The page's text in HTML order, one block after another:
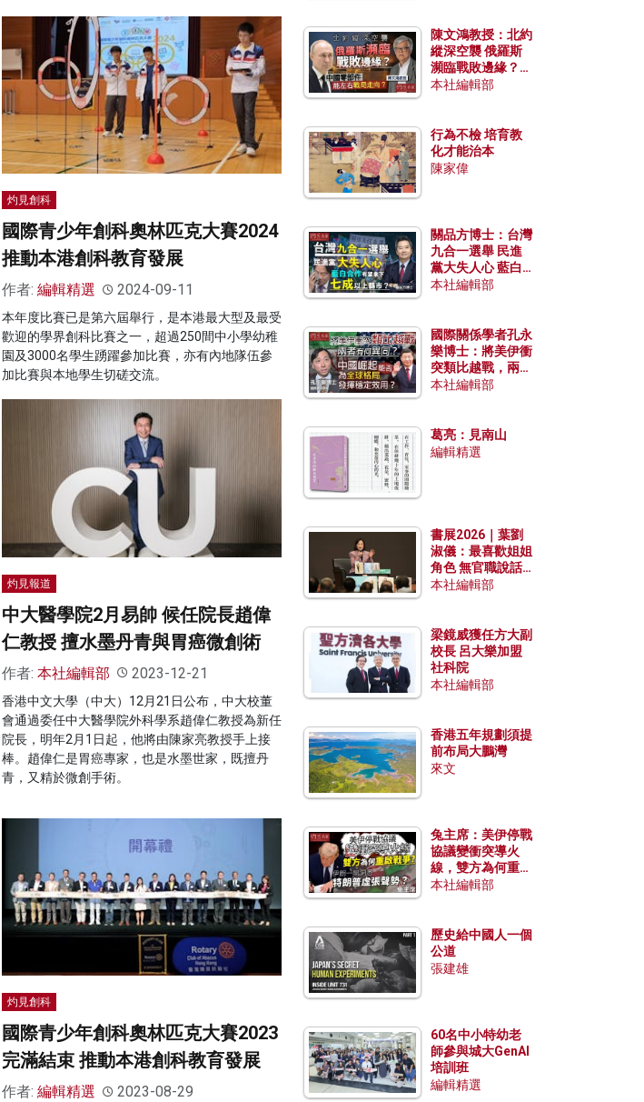
灼見創科
國際青少年創科奧林匹克大賽2024
推動本港創科教育發展
作者: 編輯精選 2024-09-11
本年度比賽已是第六屆舉行，是本港最大型及最受
歡迎的學界創科比賽之一，超過250間中小學幼稚
園及3000名學生踴躍參加比賽，亦有內地隊伍參
加比賽與本地學生切磋交流。
灼見報道
中大醫學院2月易帥 候任院長趙偉
仁教授 擅水墨丹青與胃癌微創術
作者: 本社編輯部 2023-12-21
香港中文大學（中大）12月21日公布，中大校董
會通過委任中大醫學院外科學系趙偉仁教授為新任
院長，明年2月1日起，他將由陳家亮教授手上接
棒。趙偉仁是胃癌專家，也是水墨世家，既擅丹
青，又精於微創手術。
灼見創科
國際青少年創科奧林匹克大賽2023
完滿結束 推動本港創科教育發展
作者: 編輯精選 2023-08-29
陳文鴻教授：北約
縱深空襲 俄羅斯
瀕臨戰敗邊緣？中
國零部件能左右戰
本社編輯部
行為不檢 培育教
化才能治本
陳家偉
關品方博士：台灣
九合一選舉 民進
黨大失人心 藍白
合作有望拿下七成
本社編輯部
國際關係學者孔永
樂博士：將美伊衝
突類比越戰，兩者
有何異同？中國崛
本社編輯部
葛亮：見南山
編輯精選
書展2026｜葉劉
淑儀：最喜歡姐姐
角色 無官職說話
包袱少
本社編輯部
梁鏡威獲任方大副
校長 呂大樂加盟
社科院
本社編輯部
香港五年規劃須提
前布局大鵬灣
來文
兔主席：美伊停戰
協議變衝突導火
線，雙方為何重啟
戰爭？伊朗一早洞
本社編輯部
歷史給中國人一個
公道
張建雄
60名中小特幼老
師參與城大GenAI
培訓班
編輯精選